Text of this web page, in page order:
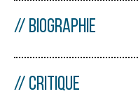
BIOGRAPHIE
CRITIQUE